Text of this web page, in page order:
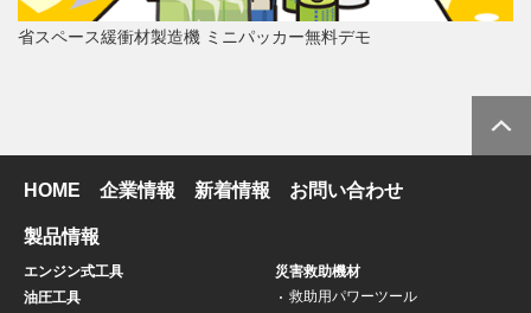
省スペース緩衝材製造機 ミニパッカー無料デモ
HOME 企業情報 新着情報 お問い合わせ
製品情報
エンジン式工具
油圧工具
災害救助機材
救助用パワーツール